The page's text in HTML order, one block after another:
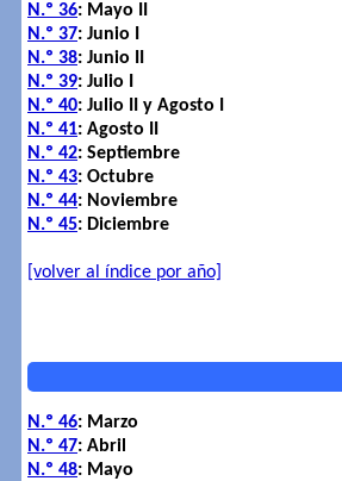
N.º 36: Mayo II
N.º 37: Junio I
N.º 38: Junio II
N.º 39: Julio I
N.º 40: Julio II y Agosto I
N.º 41: Agosto II
N.º 42: Septiembre
N.º 43: Octubre
N.º 44: Noviembre
N.º 45: Diciembre
[volver al índice por año]
N.º 46: Marzo
N.º 47: Abril
N.º 48: Mayo